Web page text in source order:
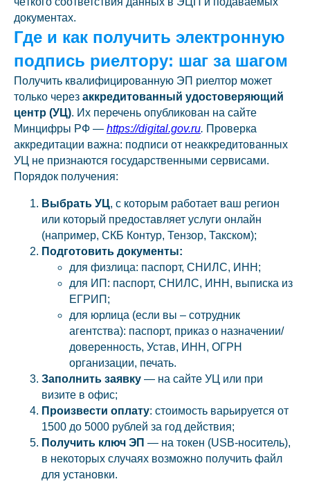
документах.
Где и как получить электронную
подпись риелтору: шаг за шагом
Получить квалифицированную ЭП риелтор может
только через аккредитованный удостоверяющий
центр (УЦ). Их перечень опубликован на сайте
Минцифры РФ — https://digital.gov.ru. Проверка
аккредитации важна: подписи от неаккредитованных
УЦ не признаются государственными сервисами.
Порядок получения:
Выбрать УЦ, с которым работает ваш регион
или который предоставляет услуги онлайн
(например, СКБ Контур, Тензор, Такском);
Подготовить документы:
для физлица: паспорт, СНИЛС, ИНН;
для ИП: паспорт, СНИЛС, ИНН, выписка из
ЕГРИП;
для юрлица (если вы – сотрудник
агентства): паспорт, приказ о назначении/
доверенность, Устав, ИНН, ОГРН
организации, печать.
Заполнить заявку — на сайте УЦ или при
визите в офис;
Произвести оплату: стоимость варьируется от
1500 до 5000 рублей за год действия;
Получить ключ ЭП — на токен (USB-носитель),
в некоторых случаях возможно получить файл
для установки.